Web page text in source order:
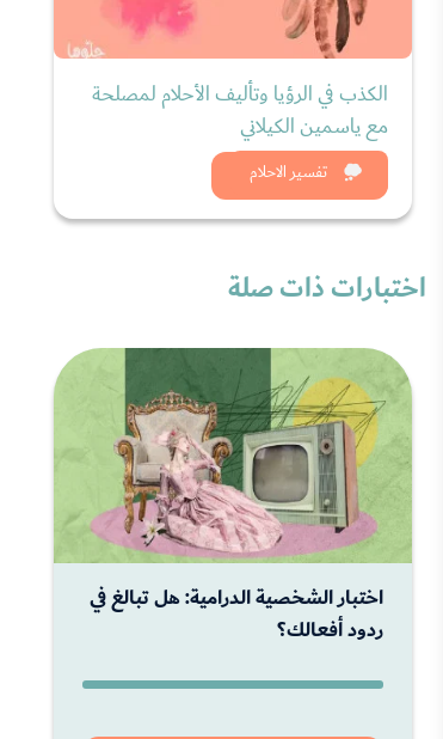
تفسير الاحلام
الكذب في الرؤيا وتأليف الأحلام لمصلحة
مع ياسمين الكيلاني
شاهد الان
اختبارات ذات صلة
اختبار الشخصية الدرامية: هل تبالغ في
ردود أفعالك؟